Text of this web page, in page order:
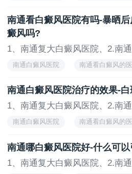
南通治疗白癜风比较好的医
较好的就是南通复大白癜风医院
中心的医院，而且会为患者制定
这也是大家会去选择复大的一个
温馨提示：科学饮食对于白
着重要的辅助作用。通过均衡膳
元素、摄入抗氧化食物、控制脂
物、保持充足水分、适量摄入蛋
力、促进皮肤健康。同时，患者
合作，制定适合自己的饮食计划
南通看白癜风医院有吗-暴晒
癜风吗?
1、南通复大白癜风医院、2.南
南通白癜风医院 南通看白癜风的
南通白癜风医院治疗的效果-
1、南通复大白癜风医院、2.南
南通白癜风医院 南通看白癜风的
南通哪白癜风医院好-什么可
1、南通复大白癜风医院、2.南